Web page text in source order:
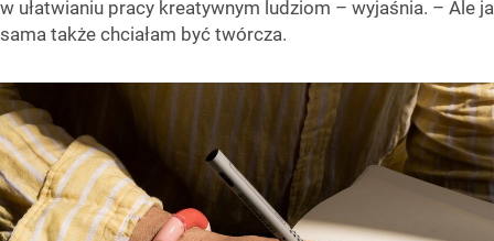
w ułatwianiu pracy kreatywnym ludziom – wyjaśnia. – Ale ja
sama także chciałam być twórcza.